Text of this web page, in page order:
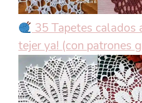
35 Tapetes calados
tejer ya! (con patrones